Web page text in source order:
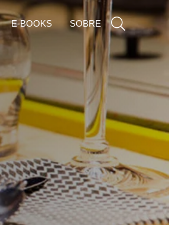
E-BOOKS SOBRE